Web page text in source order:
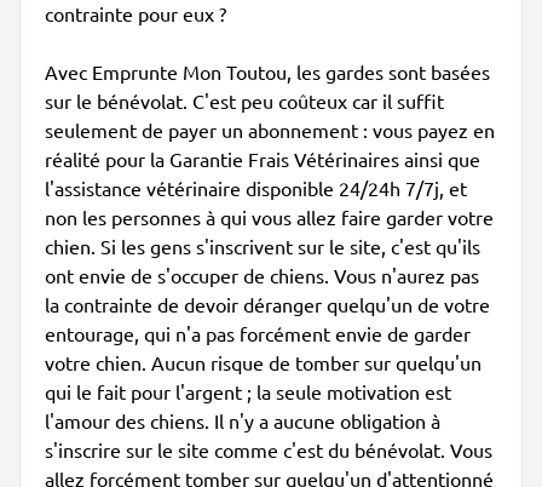
contrainte pour eux ?
Avec Emprunte Mon Toutou, les gardes sont basées
sur le bénévolat. C'est peu coûteux car il suffit
seulement de payer un abonnement : vous payez en
réalité pour la Garantie Frais Vétérinaires ainsi que
l'assistance vétérinaire disponible 24/24h 7/7j, et
non les personnes à qui vous allez faire garder votre
chien. Si les gens s'inscrivent sur le site, c'est qu'ils
ont envie de s'occuper de chiens. Vous n'aurez pas
la contrainte de devoir déranger quelqu'un de votre
entourage, qui n'a pas forcément envie de garder
votre chien. Aucun risque de tomber sur quelqu'un
qui le fait pour l'argent ; la seule motivation est
l'amour des chiens. Il n'y a aucune obligation à
s'inscrire sur le site comme c'est du bénévolat. Vous
allez forcément tomber sur quelqu'un d'attentionné